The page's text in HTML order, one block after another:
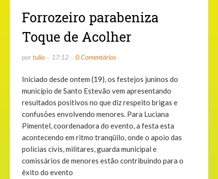
Forrozeiro parabeniza
Toque de Acolher
portulio 17:12 0 Comentários
Iniciado desde ontem (19), os festejos juninos do
município de Santo Estevão vem apresentando
resultados positivos no que diz respeito brigas e
confusões envolvendo menores. Para Luciana
Pimentel, coordenadora do evento, a festa esta
acontecendo em ritmo tranqüilo, onde o apoio das
polícias civis, militares, guarda municipal e
comissários de menores estão contribuindo para o
êxito do evento